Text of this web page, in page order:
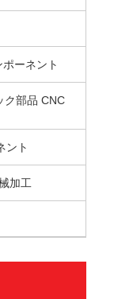
ーネント
ク部品 CNC
ント
加工